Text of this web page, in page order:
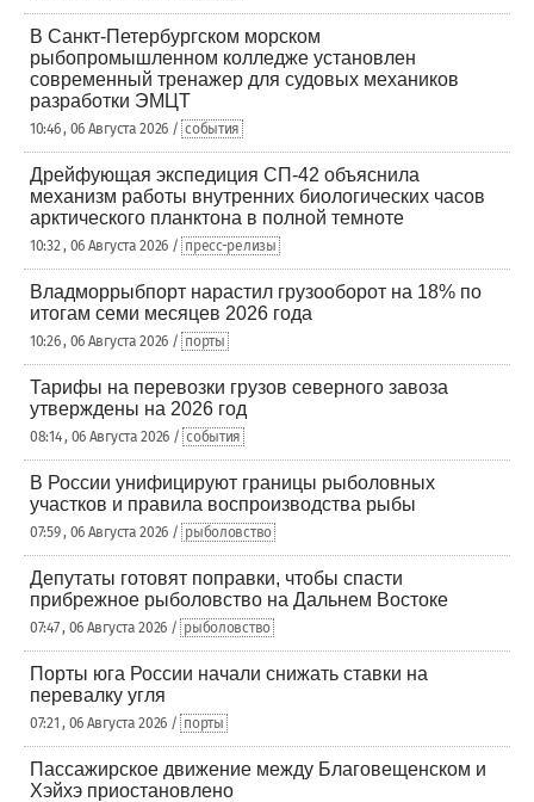
В Санкт-Петербургском морском
рыбопромышленном колледже установлен
современный тренажер для судовых механиков
разработки ЭМЦТ
10:46 , 06 Августа 2026 / события
Дрейфующая экспедиция СП-42 объяснила
механизм работы внутренних биологических часов
арктического планктона в полной темноте
10:32 , 06 Августа 2026 / пресс-релизы
Владморрыбпорт нарастил грузооборот на 18% по
итогам семи месяцев 2026 года
10:26 , 06 Августа 2026 / порты
Тарифы на перевозки грузов северного завоза
утверждены на 2026 год
08:14 , 06 Августа 2026 / события
В России унифицируют границы рыболовных
участков и правила воспроизводства рыбы
07:59 , 06 Августа 2026 / рыболовство
Депутаты готовят поправки, чтобы спасти
прибрежное рыболовство на Дальнем Востоке
07:47 , 06 Августа 2026 / рыболовство
Порты юга России начали снижать ставки на
перевалку угля
07:21 , 06 Августа 2026 / порты
Пассажирское движение между Благовещенском и
Хэйхэ приостановлено